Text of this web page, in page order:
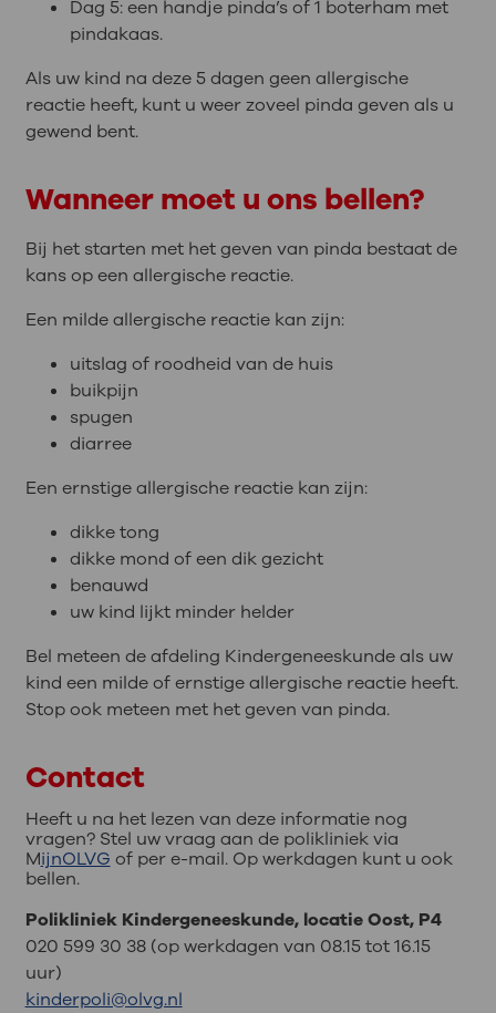
Dag 5: een handje pinda’s of 1 boterham met
pindakaas.
Als uw kind na deze 5 dagen geen allergische
reactie heeft, kunt u weer zoveel pinda geven als u
gewend bent.
Wanneer moet u ons bellen?
Bij het starten met het geven van pinda bestaat de
kans op een allergische reactie.
Een milde allergische reactie kan zijn:
uitslag of roodheid van de huis
buikpijn
spugen
diarree
Een ernstige allergische reactie kan zijn:
dikke tong
dikke mond of een dik gezicht
benauwd
uw kind lijkt minder helder
Bel meteen de afdeling Kindergeneeskunde als uw
kind een milde of ernstige allergische reactie heeft.
Stop ook meteen met het geven van pinda.
Contact
Heeft u na het lezen van deze informatie nog
vragen? Stel uw vraag aan de polikliniek via
MijnOLVG of per e-mail. Op werkdagen kunt u ook
bellen.
Polikliniek Kindergeneeskunde, locatie Oost, P4
020 599 30 38 (op werkdagen van 08.15 tot 16.15
uur)
kinderpoli@olvg.nl